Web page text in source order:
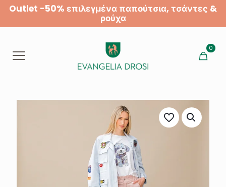
Outlet -50% επιλεγμένα παπούτσια, τσάντες &
ρούχα
0